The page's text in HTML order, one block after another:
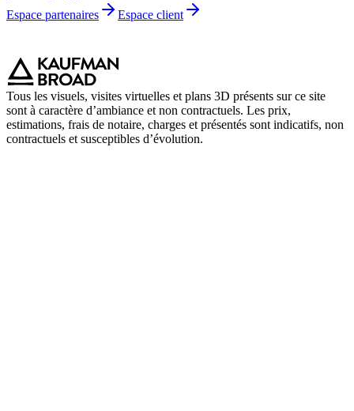
Espace partenaires
Espace client
Tous les visuels, visites virtuelles et plans 3D présents sur ce site
sont à caractère d’ambiance et non contractuels. Les prix,
estimations, frais de notaire, charges et présentés sont indicatifs, non
contractuels et susceptibles d’évolution.